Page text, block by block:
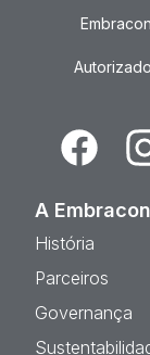
Facebook
A Embracon
História
Parceiros
Governança